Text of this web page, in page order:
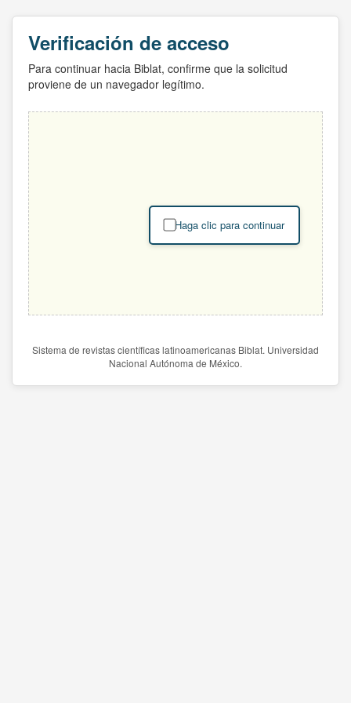
Verificación de acceso
Para continuar hacia Biblat, confirme que la solicitud
proviene de un navegador legítimo.
Haga clic para continuar
Sistema de revistas científicas latinoamericanas Biblat. Universidad
Nacional Autónoma de México.